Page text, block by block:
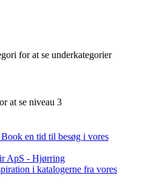
for at se underkategorier
at se niveau 3
Book en tid til besøg i vores
ApS - Hjørring
i katalogerne fra vores